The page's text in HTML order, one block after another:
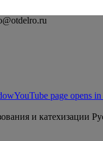
YouTube page opens
и катехизации